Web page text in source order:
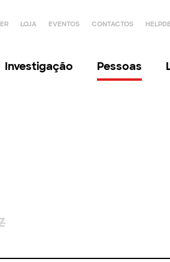
LOJA EVENTOS CONTACTOS
Investigação Pessoas